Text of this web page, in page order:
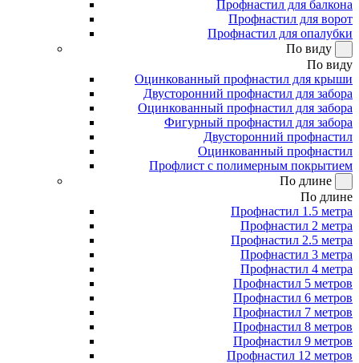
Профнастил для балкона
Профнастил для ворот
Профнастил для опалубки
По виду
По виду
Оцинкованный профнастил для крыши
Двусторонний профнастил для забора
Оцинкованный профнастил для забора
Фигурный профнастил для забора
Двусторонний профнастил
Оцинкованный профнастил
Профлист с полимерным покрытием
По длине
По длине
Профнастил 1.5 метра
Профнастил 2 метра
Профнастил 2.5 метра
Профнастил 3 метра
Профнастил 4 метра
Профнастил 5 метров
Профнастил 6 метров
Профнастил 7 метров
Профнастил 8 метров
Профнастил 9 метров
Профнастил 12 метров